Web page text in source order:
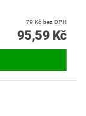
79 Kč bez DPH
95,59 Kč